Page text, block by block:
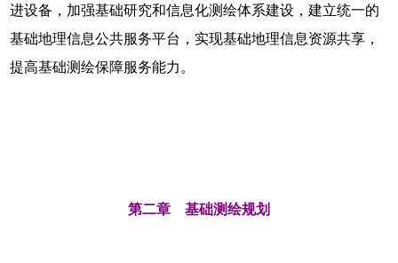
进设备，加强基础研究和信息化测绘体系建设，建立统一的
基础地理信息公共服务平台，实现基础地理信息资源共享，
提高基础测绘保障服务能力。
第二章 基础测绘规划